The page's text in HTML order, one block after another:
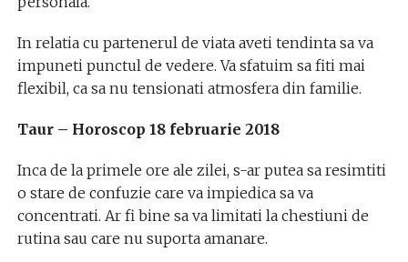
In relatia cu partenerul de viata aveti tendinta sa va
impuneti punctul de vedere. Va sfatuim sa fiti mai
flexibil, ca sa nu tensionati atmosfera din familie.
Taur – Horoscop 18 februarie 2018
Inca de la primele ore ale zilei, s-ar putea sa resimtiti
o stare de confuzie care va impiedica sa va
concentrati. Ar fi bine sa va limitati la chestiuni de
rutina sau care nu suporta amanare.